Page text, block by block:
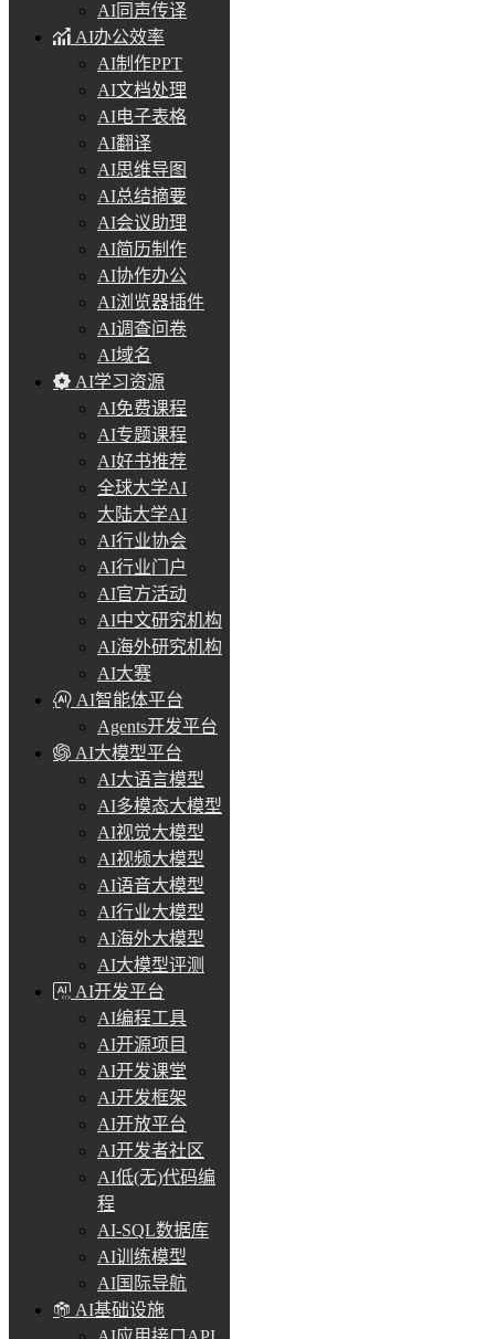
AI同声传译
AI办公效率
AI制作PPT
AI文档处理
AI电子表格
AI翻译
AI思维导图
AI总结摘要
AI会议助理
AI简历制作
AI协作办公
AI浏览器插件
AI调查问卷
AI域名
AI学习资源
AI免费课程
AI专题课程
AI好书推荐
全球大学AI
大陆大学AI
AI行业协会
AI行业门户
AI官方活动
AI中文研究机构
AI海外研究机构
AI大赛
AI智能体平台
Agents开发平台
AI大模型平台
AI大语言模型
AI多模态大模型
AI视觉大模型
AI视频大模型
AI语音大模型
AI行业大模型
AI海外大模型
AI大模型评测
AI开发平台
AI编程工具
AI开源项目
AI开发课堂
AI开发框架
AI开放平台
AI开发者社区
AI低(无)代码编
程
AI-SQL数据库
AI训练模型
AI国际导航
AI基础设施